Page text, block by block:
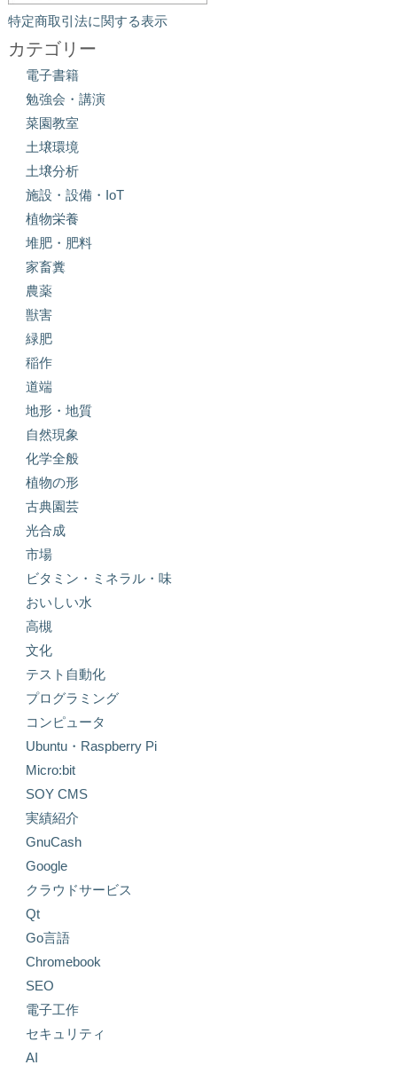
特定商取引法に関する表示
カテゴリー
電子書籍
勉強会・講演
菜園教室
土壌環境
土壌分析
施設・設備・IoT
植物栄養
堆肥・肥料
家畜糞
農薬
獣害
緑肥
稲作
道端
地形・地質
自然現象
化学全般
植物の形
古典園芸
光合成
市場
ビタミン・ミネラル・味
おいしい水
高槻
文化
テスト自動化
プログラミング
コンピュータ
Ubuntu・Raspberry Pi
Micro:bit
SOY CMS
実績紹介
GnuCash
Google
クラウドサービス
Qt
Go言語
Chromebook
SEO
電子工作
セキュリティ
AI